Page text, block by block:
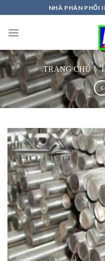
to
content
NHÀ PHÂN PHỐI
TRANG CHỦ /